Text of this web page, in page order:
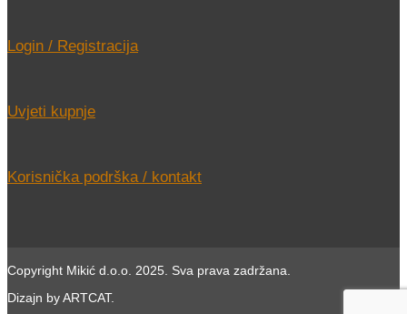
Login / Registracija
Uvjeti kupnje
Korisnička podrška / kontakt
Copyright Mikić d.o.o. 2025. Sva prava zadržana.
Dizajn by ARTCAT.